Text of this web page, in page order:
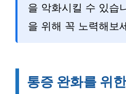
을 악화시킬 수 있습
을 위해 꼭 노력해보
통증 완화를 위